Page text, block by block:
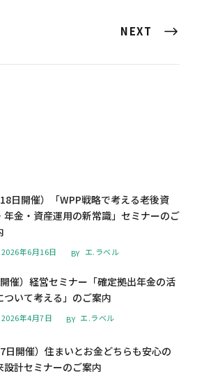
NEXT
日開催）「WPP戦略で考える老後資
年金・資産運用の新常識」セミナーのご
2026年6月16日 BY エ.ラベル
催）経営セミナー「確定拠出年金の活
ついて考える」のご案内
2026年4月7日 BY エ.ラベル
日開催）住まいとお金どちらも安心の
設計セミナーのご案内